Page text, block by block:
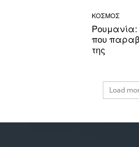
ΚΟΣΜΟΣ
Ρουμανία:
που
της
Load